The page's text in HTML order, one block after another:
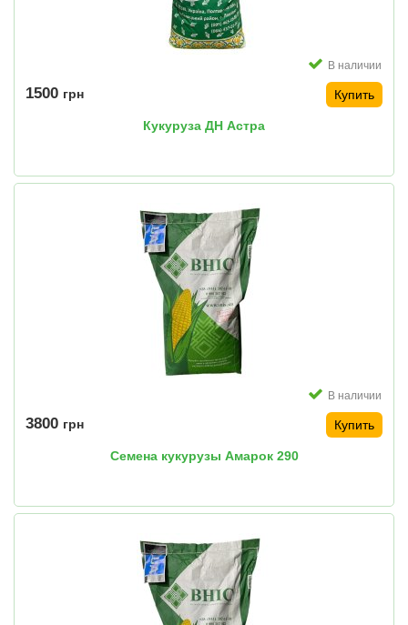
В наличии
1500 грн Купить
Кукуруза ДН Астра
В наличии
3800 грн Купить
Семена кукурузы Амарок 290